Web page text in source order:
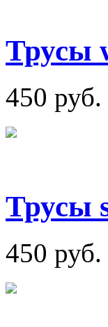
Трусы
450 руб.
Трусы
450 руб.